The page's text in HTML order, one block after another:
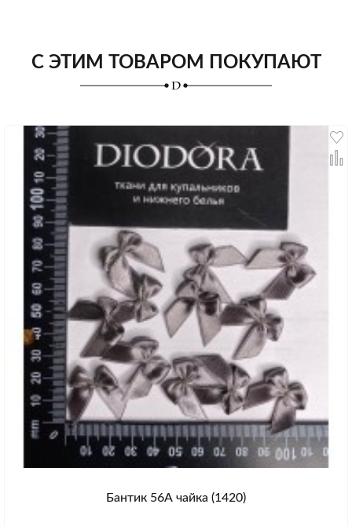
С ЭТИМ ТОВАРОМ ПОКУПАЮТ
Бантик 56А чайка (1420)